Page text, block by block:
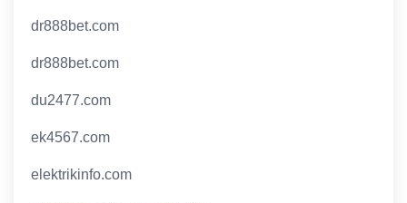
dr888bet.com
dr888bet.com
du2477.com
ek4567.com
elektrikinfo.com